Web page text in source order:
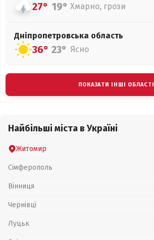
27° 19° Хмарно, грози
Дніпропетровська область
36° 23° Ясно
ПОКАЗАТИ ІНШІ ОБЛАСТІ
Найбільші міста в Україні
Житомир
Сімферополь
Вінниця
Чернівці
Луцьк